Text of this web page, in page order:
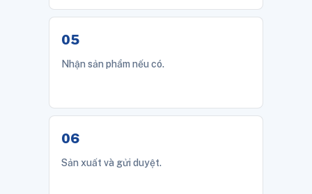
Nhận sản phẩm nếu có.
Sản xuất và gửi duyệt.